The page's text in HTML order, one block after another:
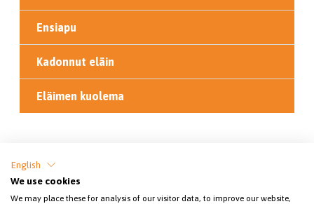
Ensiapu
Kadonnut eläin
Eläimen kuolema
English
We use cookies
We may place these for analysis of our visitor data, to improve our website,